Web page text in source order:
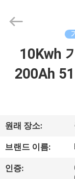
소
개
Hunan
Bonnen
Reserved.
10Kwh
200Ah
원래 장소:
브랜드 이름:
인증: